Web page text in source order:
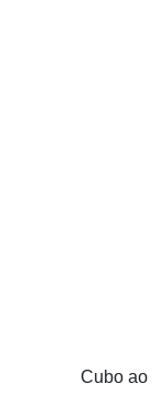
Cubo ao